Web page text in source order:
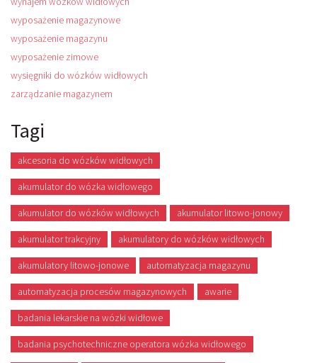
wyposażenie magazynowe
wyposażenie magazynu
wyposażenie zimowe
wysięgniki do wózków widłowych
zarządzanie magazynem
Tagi
akcesoria do wózków widłowych
akumulator do wózka widłowego
akumulator do wózków widłowych akumulator litowo-jonowy
akumulator trakcyjny akumulatory do wózków widłowych
akumulatory litowo-jonowe automatyzacja magazynu
automatyzacja procesów magazynowych awarie
badania lekarskie na wózki widłowe
badania psychotechniczne operatora wózka widłowego